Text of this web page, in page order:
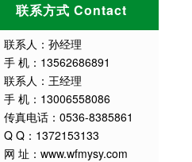
联系方式 Contact
联系人：孙经理
手 机：13562686891
联系人：王经理
手 机：13006558086
传真电话：0536-8385861
Q Q：1372153133
网 址：www.wfmysy.com